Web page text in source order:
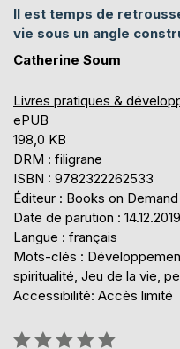
Il est temps de
vie sous un angle
Catherine Soum
Livres pratiques &
ePUB
198,0 KB
DRM : filigrane
ISBN : 9782322262533
Éditeur : Books on Demand
Date de parution : 14.12.2019
Langue : français
Mots-clés :
spiritualité, Jeu de la vie,
Accessibilité: Accès limité
Évaluation: